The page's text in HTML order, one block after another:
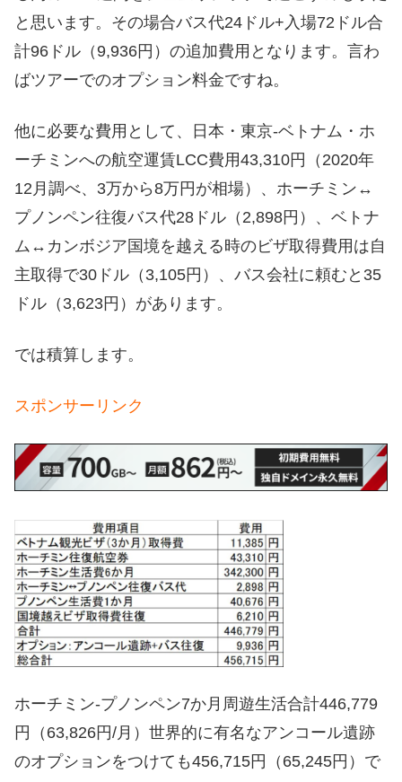
と思います。その場合バス代24ドル+入場72ドル合
計96ドル（9,936円）の追加費用となります。言わ
ばツアーでのオプション料金ですね。
他に必要な費用として、日本・東京‐ベトナム・ホ
ーチミンへの航空運賃LCC費用43,310円（2020年
12月調べ、3万から8万円が相場）、ホーチミン↔
プノンペン往復バス代28ドル（2,898円）、ベトナ
ム↔カンボジア国境を越える時のビザ取得費用は自
主取得で30ドル（3,105円）、バス会社に頼むと35
ドル（3,623円）があります。
では積算します。
スポンサーリンク
ホーチミン‐プノンペン7か月周遊生活合計446,779
円（63,826円/月）世界的に有名なアンコール遺跡
のオプションをつけても456,715円（65,245円）で